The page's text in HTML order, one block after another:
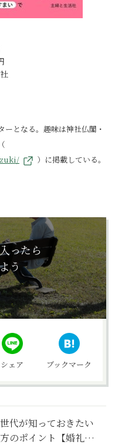
となる。趣味は神社仏閣・
）に掲載している。
ったら
う
シェア ブックマーク
代が知っておきたい
のポイント【婚礼の